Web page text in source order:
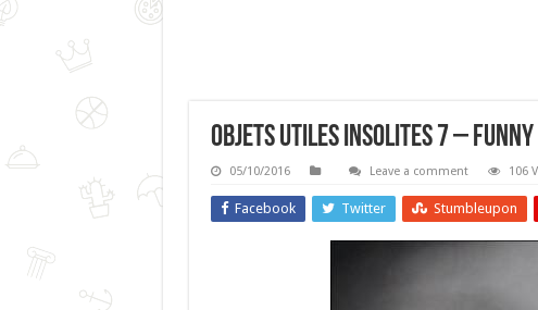
Objets Utiles Insolites 7 – Funny
05/10/2016 Leave a comment 106
Facebook Twitter Stumbleupon